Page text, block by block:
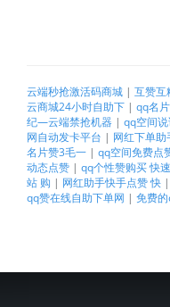
云端秒抢激活码商城 | 互赞互
云商城24小时自助下 | qq名
纪—云端禁抢机器 | qq空间
网自动发卡平台 | 网红下单助
名片赞3毛一 | qq空间免费点
动态点赞 | qq个性赞购买 快速
站 购 | 网红助手快手点赞 快 |
qq赞在线自助下单网 | 免费